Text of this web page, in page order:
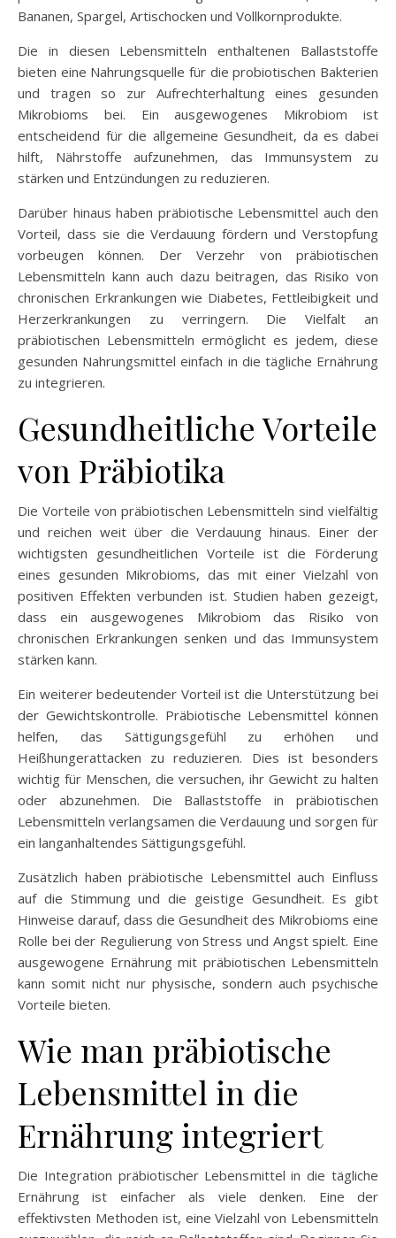
Bananen, Spargel, Artischocken und Vollkornprodukte.
Die in diesen Lebensmitteln enthaltenen Ballaststoffe
bieten eine Nahrungsquelle für die probiotischen Bakterien
und tragen so zur Aufrechterhaltung eines gesunden
Mikrobioms bei. Ein ausgewogenes Mikrobiom ist
entscheidend für die allgemeine Gesundheit, da es dabei
hilft, Nährstoffe aufzunehmen, das Immunsystem zu
stärken und Entzündungen zu reduzieren.
Darüber hinaus haben präbiotische Lebensmittel auch den
Vorteil, dass sie die Verdauung fördern und Verstopfung
vorbeugen können. Der Verzehr von präbiotischen
Lebensmitteln kann auch dazu beitragen, das Risiko von
chronischen Erkrankungen wie Diabetes, Fettleibigkeit und
Herzerkrankungen zu verringern. Die Vielfalt an
präbiotischen Lebensmitteln ermöglicht es jedem, diese
gesunden Nahrungsmittel einfach in die tägliche Ernährung
zu integrieren.
Gesundheitliche Vorteile
von Präbiotika
Die Vorteile von präbiotischen Lebensmitteln sind vielfältig
und reichen weit über die Verdauung hinaus. Einer der
wichtigsten gesundheitlichen Vorteile ist die Förderung
eines gesunden Mikrobioms, das mit einer Vielzahl von
positiven Effekten verbunden ist. Studien haben gezeigt,
dass ein ausgewogenes Mikrobiom das Risiko von
chronischen Erkrankungen senken und das Immunsystem
stärken kann.
Ein weiterer bedeutender Vorteil ist die Unterstützung bei
der Gewichtskontrolle. Präbiotische Lebensmittel können
helfen, das Sättigungsgefühl zu erhöhen und
Heißhungerattacken zu reduzieren. Dies ist besonders
wichtig für Menschen, die versuchen, ihr Gewicht zu halten
oder abzunehmen. Die Ballaststoffe in präbiotischen
Lebensmitteln verlangsamen die Verdauung und sorgen für
ein langanhaltendes Sättigungsgefühl.
Zusätzlich haben präbiotische Lebensmittel auch Einfluss
auf die Stimmung und die geistige Gesundheit. Es gibt
Hinweise darauf, dass die Gesundheit des Mikrobioms eine
Rolle bei der Regulierung von Stress und Angst spielt. Eine
ausgewogene Ernährung mit präbiotischen Lebensmitteln
kann somit nicht nur physische, sondern auch psychische
Vorteile bieten.
Wie man präbiotische
Lebensmittel in die
Ernährung integriert
Die Integration präbiotischer Lebensmittel in die tägliche
Ernährung ist einfacher als viele denken. Eine der
effektivsten Methoden ist, eine Vielzahl von Lebensmitteln